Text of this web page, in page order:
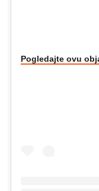
Pogledajte ovu